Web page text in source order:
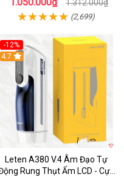
1.050.000₫ 1.312.000₫
(2,699)
-12%
Hot
4.7
Leten A380 V.4 Âm Đạo Tự
Rung Thụt Ấm LCD - Cực